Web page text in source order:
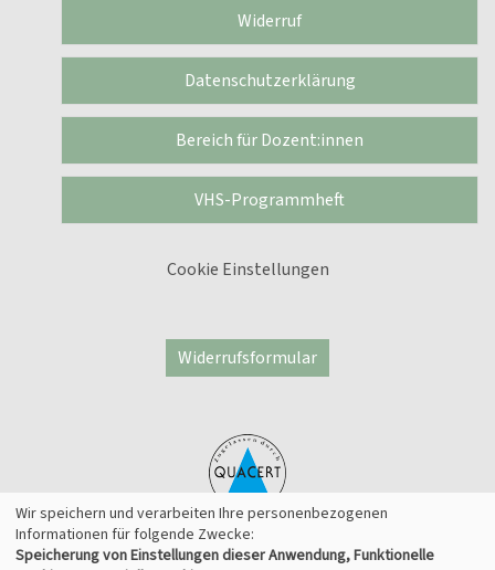
Widerruf
Datenschutzerklärung
Bereich für Dozent:innen
VHS-Programmheft
Cookie Einstellungen
Widerrufsformular
Wir speichern und verarbeiten Ihre personenbezogenen
Informationen für folgende Zwecke:
Speicherung von Einstellungen dieser Anwendung, Funktionelle